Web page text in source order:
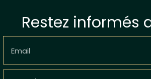
Restez informés
Email